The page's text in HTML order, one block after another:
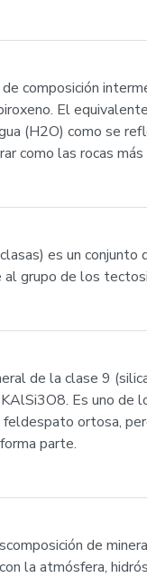
composición
El
(H2O) como se
como las rocas
es un
grupo de los
de la clase 9
Es uno
ortosa,
parte.
de
la atmósfera,